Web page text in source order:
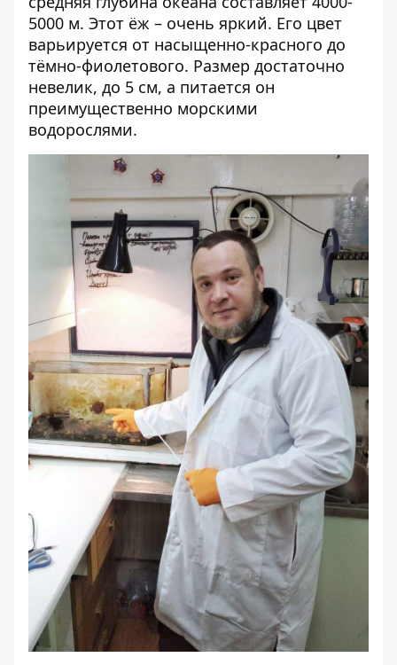
5000 м. Этот ёж – очень яркий. Его цвет
варьируется от насыщенно-красного до
тёмно-фиолетового. Размер достаточно
невелик, до 5 см, а питается он
преимущественно морскими
водорослями.